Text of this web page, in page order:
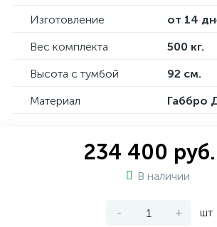
Изготовление
от 14
Вес комплекта
500 кг.
Высота с тумбой
92 см.
Материал
Габбро
234 400 руб.
В наличии
- + шт